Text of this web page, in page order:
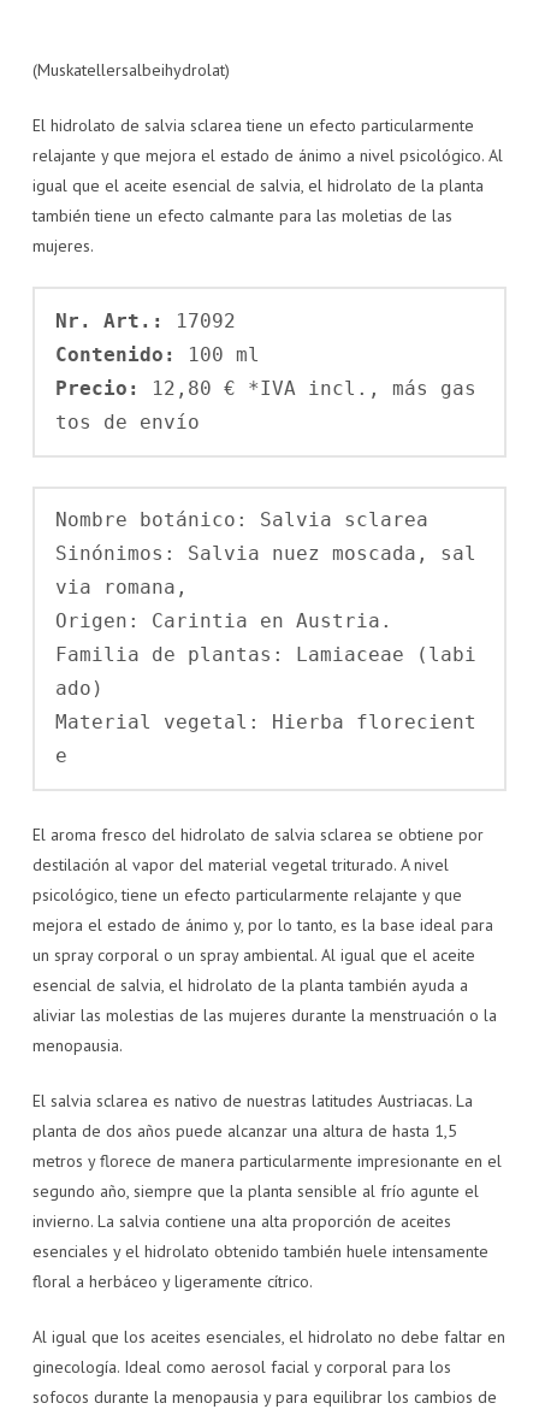
(Muskatellersalbeihydrolat)
El hidrolato de salvia sclarea tiene un efecto particularmente
relajante y que mejora el estado de ánimo a nivel psicológico. Al
igual que el aceite esencial de salvia, el hidrolato de la planta
también tiene un efecto calmante para las moletias de las
mujeres.
Nr. Art.:
Contenido:
Precio: 12,80 € *IVA incl., más gas
tos de envío
Nombre botánico: Salvia sclarea
Sinónimos: Salvia nuez moscada, sal
via romana,
Origen: Carintia en Austria.
Familia de plantas: Lamiaceae (labi
ado)
Material vegetal: Hierba florecient
e
El aroma fresco del hidrolato de salvia sclarea se obtiene por
destilación al vapor del material vegetal triturado. A nivel
psicológico, tiene un efecto particularmente relajante y que
mejora el estado de ánimo y, por lo tanto, es la base ideal para
un spray corporal o un spray ambiental. Al igual que el aceite
esencial de salvia, el hidrolato de la planta también ayuda a
aliviar las molestias de las mujeres durante la menstruación o la
menopausia.
El salvia sclarea es nativo de nuestras latitudes Austriacas. La
planta de dos años puede alcanzar una altura de hasta 1,5
metros y florece de manera particularmente impresionante en el
segundo año, siempre que la planta sensible al frío agunte el
invierno. La salvia contiene una alta proporción de aceites
esenciales y el hidrolato obtenido también huele intensamente
floral a herbáceo y ligeramente cítrico.
Al igual que los aceites esenciales, el hidrolato no debe faltar en
ginecología. Ideal como aerosol facial y corporal para los
sofocos durante la menopausia y para equilibrar los cambios de